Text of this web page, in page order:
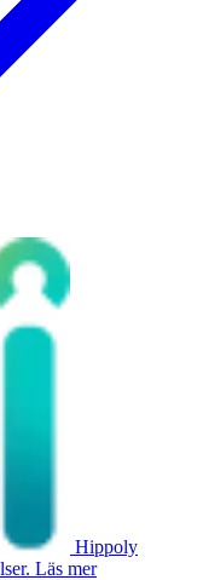
Hippoly
Läs mer